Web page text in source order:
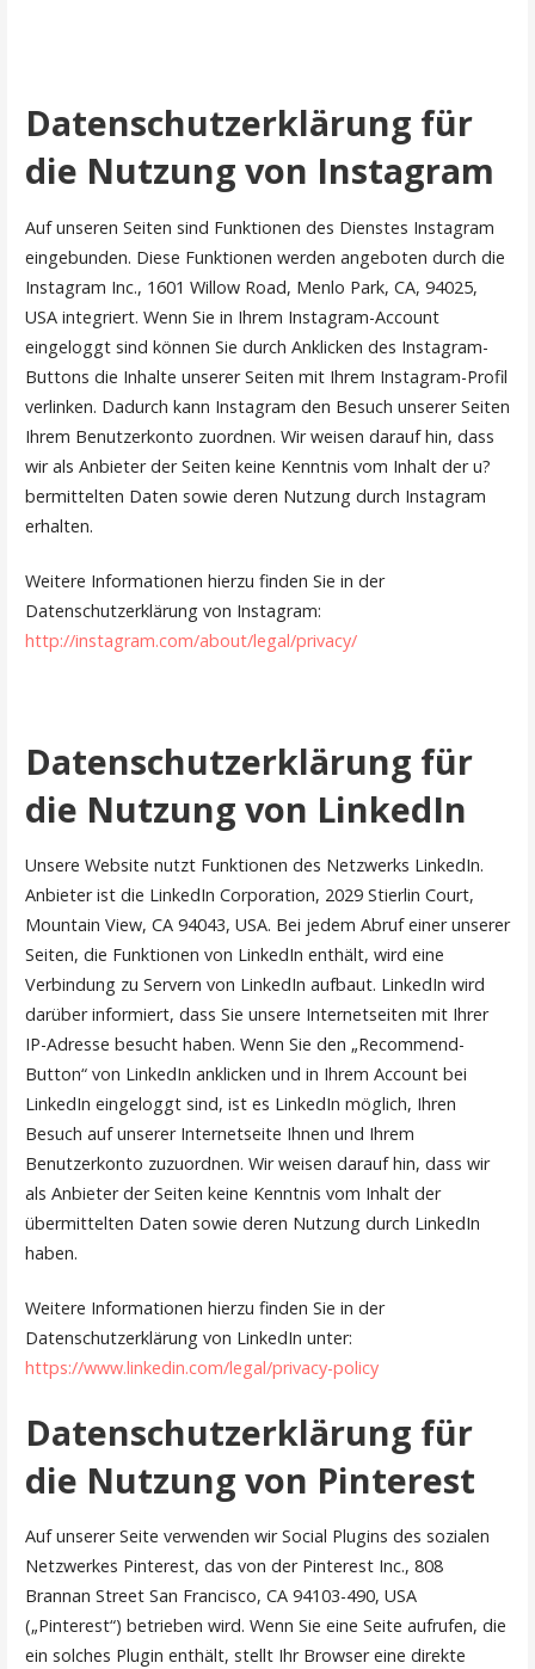
Datenschutzerklärung für
die Nutzung von Instagram
Auf unseren Seiten sind Funktionen des Dienstes Instagram
eingebunden. Diese Funktionen werden angeboten durch die
Instagram Inc., 1601 Willow Road, Menlo Park, CA, 94025,
USA integriert. Wenn Sie in Ihrem Instagram-Account
eingeloggt sind können Sie durch Anklicken des Instagram-
Buttons die Inhalte unserer Seiten mit Ihrem Instagram-Profil
verlinken. Dadurch kann Instagram den Besuch unserer Seiten
Ihrem Benutzerkonto zuordnen. Wir weisen darauf hin, dass
wir als Anbieter der Seiten keine Kenntnis vom Inhalt der u?
bermittelten Daten sowie deren Nutzung durch Instagram
erhalten.
Weitere Informationen hierzu finden Sie in der
Datenschutzerklärung von Instagram:
http://instagram.com/about/legal/privacy/
Datenschutzerklärung für
die Nutzung von LinkedIn
Unsere Website nutzt Funktionen des Netzwerks LinkedIn.
Anbieter ist die LinkedIn Corporation, 2029 Stierlin Court,
Mountain View, CA 94043, USA. Bei jedem Abruf einer unserer
Seiten, die Funktionen von LinkedIn enthält, wird eine
Verbindung zu Servern von LinkedIn aufbaut. LinkedIn wird
darüber informiert, dass Sie unsere Internetseiten mit Ihrer
IP-Adresse besucht haben. Wenn Sie den „Recommend-
Button“ von LinkedIn anklicken und in Ihrem Account bei
LinkedIn eingeloggt sind, ist es LinkedIn möglich, Ihren
Besuch auf unserer Internetseite Ihnen und Ihrem
Benutzerkonto zuzuordnen. Wir weisen darauf hin, dass wir
als Anbieter der Seiten keine Kenntnis vom Inhalt der
übermittelten Daten sowie deren Nutzung durch LinkedIn
haben.
Weitere Informationen hierzu finden Sie in der
Datenschutzerklärung von LinkedIn unter:
https://www.linkedin.com/legal/privacy-policy
Datenschutzerklärung für
die Nutzung von Pinterest
Auf unserer Seite verwenden wir Social Plugins des sozialen
Netzwerkes Pinterest, das von der Pinterest Inc., 808
Brannan Street San Francisco, CA 94103-490, USA
(„Pinterest“) betrieben wird. Wenn Sie eine Seite aufrufen, die
ein solches Plugin enthält, stellt Ihr Browser eine direkte